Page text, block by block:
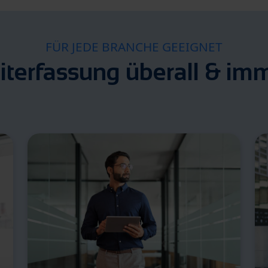
FÜR JEDE BRANCHE GEEIGNET
überall &